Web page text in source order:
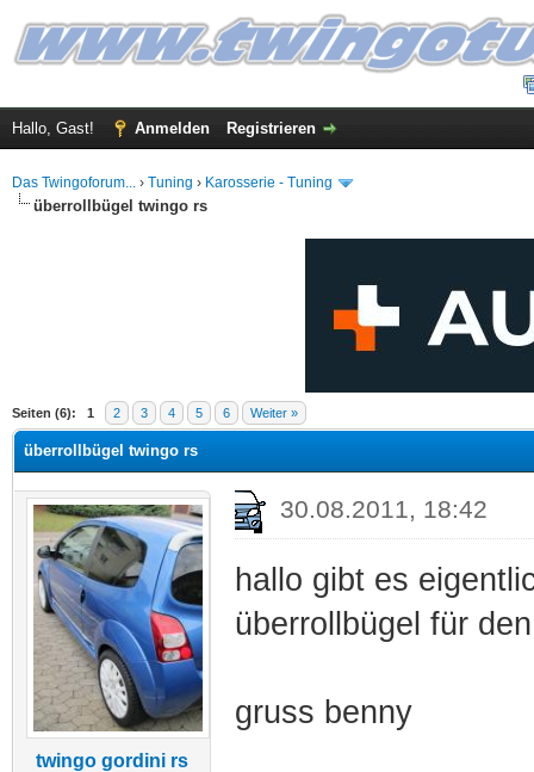
Hallo, Gast! Anmelden Registrieren
Das Twingoforum... › Tuning › Karosserie - Tuning
überrollbügel twingo rs
Seiten (6): 1 2 3 4 5 6 Weiter »
Durchschnitt
überrollbügel twingo rs
twingo gordini rs
30.08.2011, 18:42
hallo gibt es
überrollbügel für
gruss benny